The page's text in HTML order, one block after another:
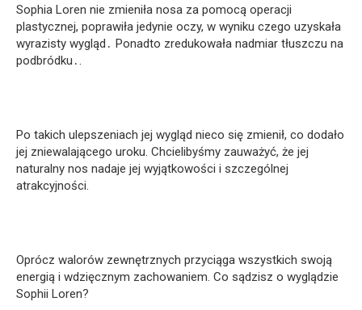
Sophia Loren nie zmieniła nosa za pomocą operacji
plastycznej, poprawiła jedynie oczy, w wyniku czego uzyskała
wyrazisty wygląd․ Ponadto zredukowała nadmiar tłuszczu na
podbródku․.
Po takich ulepszeniach jej wygląd nieco się zmienił, co dodało
jej zniewalającego uroku. Chcielibyśmy zauważyć, że jej
naturalny nos nadaje jej wyjątkowości i szczególnej
atrakcyjności.
Oprócz walorów zewnętrznych przyciąga wszystkich swoją
energią i wdzięcznym zachowaniem. Co sądzisz o wyglądzie
Sophii Loren?